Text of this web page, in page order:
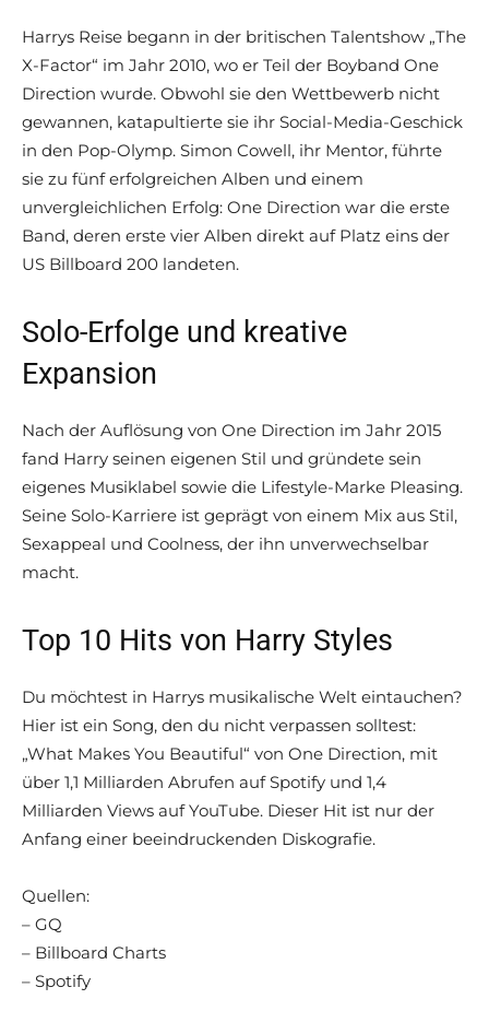
Harrys Reise begann in der britischen Talentshow „The
X-Factor“ im Jahr 2010, wo er Teil der Boyband One
Direction wurde. Obwohl sie den Wettbewerb nicht
gewannen, katapultierte sie ihr Social-Media-Geschick
in den Pop-Olymp. Simon Cowell, ihr Mentor, führte
sie zu fünf erfolgreichen Alben und einem
unvergleichlichen Erfolg: One Direction war die erste
Band, deren erste vier Alben direkt auf Platz eins der
US Billboard 200 landeten.
Solo-Erfolge und kreative
Expansion
Nach der Auflösung von One Direction im Jahr 2015
fand Harry seinen eigenen Stil und gründete sein
eigenes Musiklabel sowie die Lifestyle-Marke Pleasing.
Seine Solo-Karriere ist geprägt von einem Mix aus Stil,
Sexappeal und Coolness, der ihn unverwechselbar
macht.
Top 10 Hits von Harry Styles
Du möchtest in Harrys musikalische Welt eintauchen?
Hier ist ein Song, den du nicht verpassen solltest:
„What Makes You Beautiful“ von One Direction, mit
über 1,1 Milliarden Abrufen auf Spotify und 1,4
Milliarden Views auf YouTube. Dieser Hit ist nur der
Anfang einer beeindruckenden Diskografie.
Quellen:
– GQ
– Billboard Charts
– Spotify